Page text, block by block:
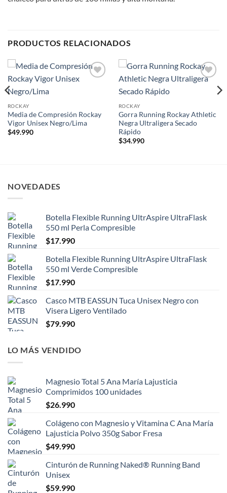
PRODUCTOS RELACIONADOS
ROCKAY
Media de Compresión Rockay
Vigor Unisex Negro/Lima
$49.990
Add to
ROCKAY
Gorra Running Rockay Athletic
Negra Ultraligera Secado
Rápido
$34.990
NOVEDADES
Botella Flexible Running UltrAspire UltraFlask
550 ml Perla Compresible
$17.990
Botella Flexible Running UltrAspire UltraFlask
550 ml Verde Compresible
$17.990
Casco MTB EASSUN Tuca Unisex Negro con
Visera Ligero Ventilado
$79.990
LO MÁS VENDIDO
Magnesio Total 5 Ana María Lajusticia
Comprimidos 100 unidades
$26.990
Colágeno con Magnesio y Vitamina C Ana María
Lajusticia Polvo 350g Sabor Fresa
$49.990
Cinturón de Running Naked® Running Band
Unisex
$59.990